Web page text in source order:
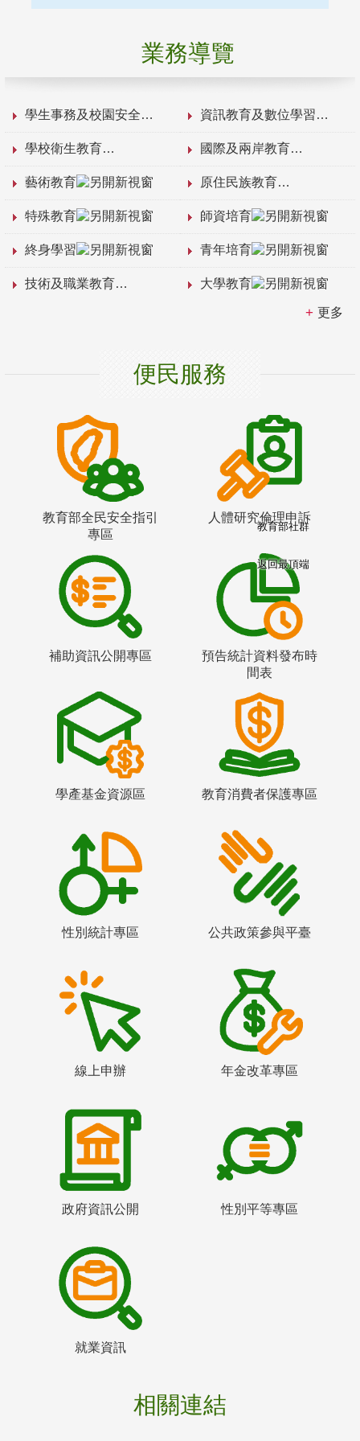
業務導覽
學生事務及校園安全 資訊教育及數位學習
學校衛生教育 國際及兩岸教育
藝術教育 原住民族教育
特殊教育 師資培育
終身學習 青年培育
技術及職業教育 大學教育
更多
便民服務
教育部全民安全指引
專區
人體研究倫理申訴
補助資訊公開專區
預告統計資料發布時
間表
學產基金資源區 教育消費者保護專區
性別統計專區 公共政策參與平臺
線上申辦 年金改革專區
政府資訊公開 性別平等專區
就業資訊
相關連結
教育部社群
返回最頂端